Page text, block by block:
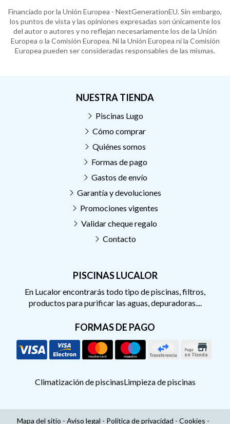
Financiado por la Unión Europea - NextGenerationEU. Sin embargo,
los puntos de vista y las opiniones expresadas son únicamente los
del autor o autores y no reflejan necesariamente los de la Unión
Europea o la Comisión Europea. Ni la Unión Europea ni la Comisión
Europea pueden ser consideradas responsables de las mismas.
PISCINAS LUCALOR
En Lucalor encontrarás todo tipo de piscinas, filtros,
productos para purificar las aguas, depuradoras....
FORMAS DE PAGO
NUESTRA TIENDA
Piscinas Lugo
Cómo comprar
Quiénes somos
Formas de pago
Gastos de envío
Garantía y devoluciones
Promociones vigentes
Validar cheque regalo
Contacto
Climatización de piscinasLimpieza de piscinas
Mapa del sitio - Aviso legal - Política de privacidad - Cookies -